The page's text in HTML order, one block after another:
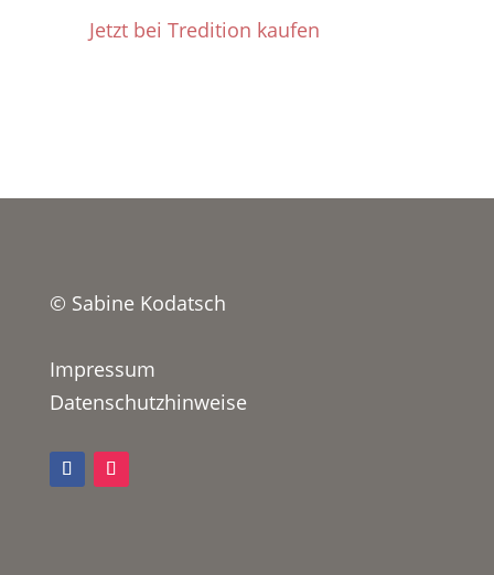
Jetzt bei Tredition kaufen
© Sabine Kodatsch
Impressum
Datenschutzhinweise